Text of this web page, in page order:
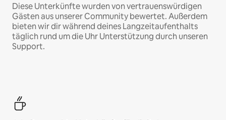
Diese Unterkünfte wurden von vertrauenswürdigen
Gästen aus unserer Community bewertet. Außerdem
bieten wir dir während deines Langzeitaufenthalts
täglich rund um die Uhr Unterstützung durch unseren
Support.